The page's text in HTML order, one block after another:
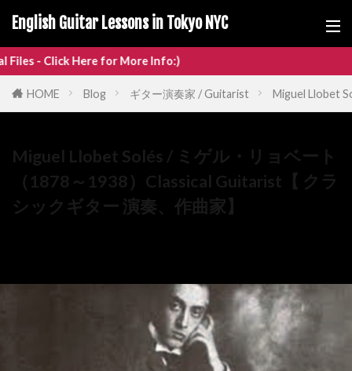
English Guitar Lessons in Tokyo NYC
for More Info:)
HOME Blog ギター演奏家 / Guitarist Miguel Llobet
Miguel Llobet Solés / ミゲル・リョベート
（1878～1938）Classical Guitarist【 クラ
シックギター 演奏、作曲家】